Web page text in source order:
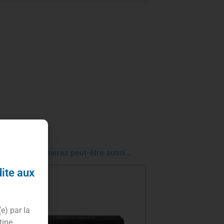
Vous aimerez peut-être aussi…
aux
par la